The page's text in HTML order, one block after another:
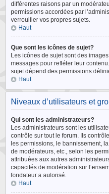
différentes raisons par un
permissions accordées par
verrouiller vos propres sujets.
Haut
Que sont les icônes de sujet?
Les icônes de sujet sont des
messages pour refléter leur
sujet dépend des permissions
Haut
Niveaux d’utilisateurs et
Qui sont les administrateurs?
Les administrateurs sont les
contrôle sur tout le forum. Ils
les permissions, le bannissement,
de modérateurs, etc., selon les
attribuées aux autres
capacités de modération sur
fondateur a autorisé.
Haut